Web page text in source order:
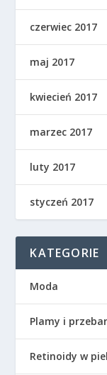
czerwiec 2017
maj 2017
kwiecień 2017
marzec 2017
luty 2017
styczeń 2017
KATEGORIE
Moda
Plamy i
Retinoidy w